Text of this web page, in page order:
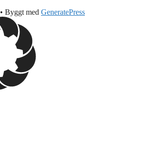
• Byggt med GeneratePress